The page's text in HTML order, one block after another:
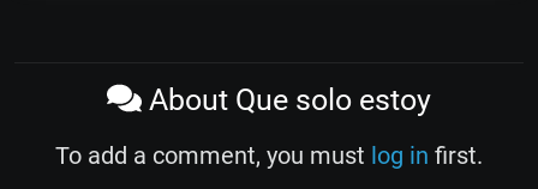
About Que solo estoy
To add a comment, you must log in first.